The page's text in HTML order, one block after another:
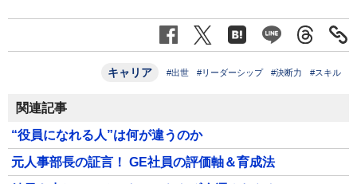
キャリア #出世 #リーダーシップ #決断力 #スキル
関連記事
“役員になれる人”は何が違うのか
元人事部長の証言！ GE社員の評価軸＆育成法